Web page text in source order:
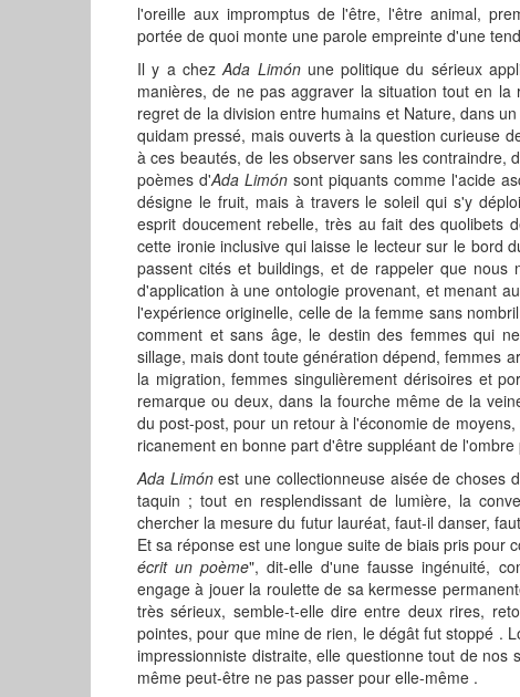
l'oreille aux impromptus de l'être, l'être animal,
portée de quoi monte une parole empreinte d'une
Il y a chezAda Limónune politique du sérieux
manières, de ne pas aggraver la situation tout en
regret de la division entre humains et Nature, dans
quidam pressé, mais ouverts à la question curieuse
à ces beautés, de les observer sans les
poèmes d'Ada Limón sont piquants comme l'acide
désigne le fruit, mais à travers le soleil qui s'y
esprit doucement rebelle, très au fait des quolibets
cette ironie inclusive qui laisse le lecteur sur le bord
passent cités et buildings, et de rappeler que
d'application à une ontologie provenant, et menant
l'expérience originelle, celle de la femme sans
comment et sans âge, le destin des femmes qui
sillage, mais dont toute génération dépend, femmes
la migration, femmes singulièrement dérisoires et
remarque ou deux, dans la fourche même de la
du post-post, pour un retour à l'économie de
ricanement en bonne part d'être suppléant de
Ada Limónest une collectionneuse aisée de choses
taquin ; tout en resplendissant de lumière, la
chercher la mesure du futur lauréat, faut-il danser,
Et sa réponse est une longue suite de biais pris pour
écrit un poème", dit-elle d'une fausse ingénuité,
engage à jouer la roulette de sa kermesse
très sérieux, semble-t-elle dire entre deux rires,
pointes, pour que mine de rien, le dégât fut stoppé .
impressionniste distraite, elle questionne tout de
même peut-être ne pas passer pour elle-même .